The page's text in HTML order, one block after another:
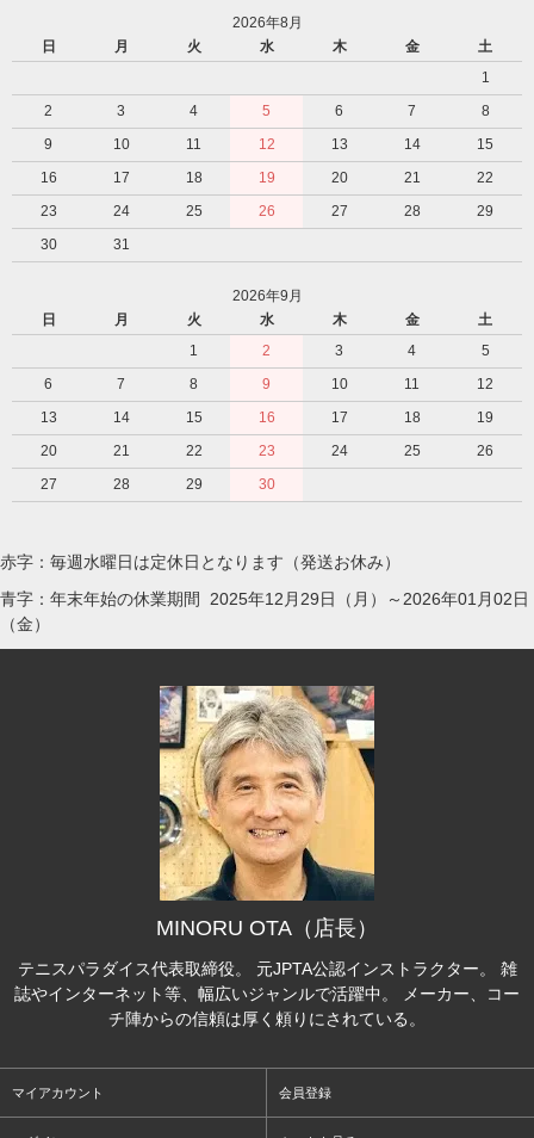
2026年8月
日
月 火 水 木 金
土
1
2
3 4 5 6 7
8
9
10 11 12 13 14
15
16
17 18 19 20 21
22
23
24 25 26 27 28
29
30
31
2026年9月
日
月 火 水 木 金
土
1
2 3 4
5
6
7 8 9 10 11
12
13
14 15 16 17 18
19
20
21 22 23 24 25
26
27
28 29 30
赤字：毎週水曜日は定休日となります（発送お休み）
青字：年末年始の休業期間 2025年12月29日（月）～2026年01月02日
（金）
MINORU OTA（店長）
テニスパラダイス代表取締役。 元JPTA公認インストラクター。 雑
誌やインターネット等、幅広いジャンルで活躍中。 メーカー、コー
チ陣からの信頼は厚く頼りにされている。
マイアカウント 会員登録